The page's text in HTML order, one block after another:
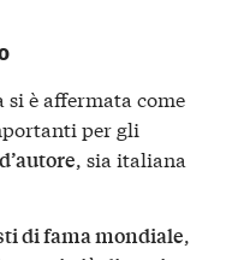
si è affermata come
per gli
, sia italiana
di fama mondiale,